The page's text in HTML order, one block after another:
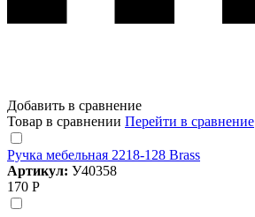
Добавить в сравнение
Товар в сравнении Перейти в сравнение
Ручка мебельная 2218-128 Brass
Артикул: У40358
170 Р